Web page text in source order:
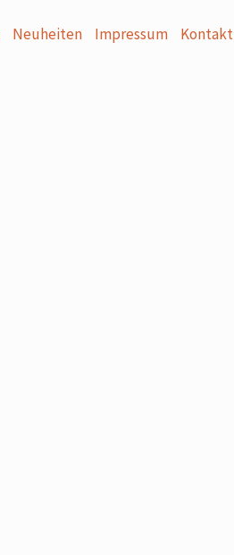
Neuheiten Impressum Kontakt